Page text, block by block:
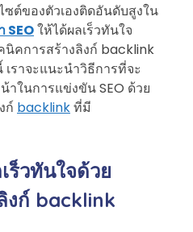
ต์ของตัวเองติดอันดับสูงใน
SEOให้ได้ผลเร็วทันใจ
นิคการสร้างลิงก์ backlink
ราจะแนะนำวิธีการที่จะ
ในการแข่งขัน SEO ด้วย
ก์ backlinkที่มี
ร็วทันใจด้วย
งก์ backlink